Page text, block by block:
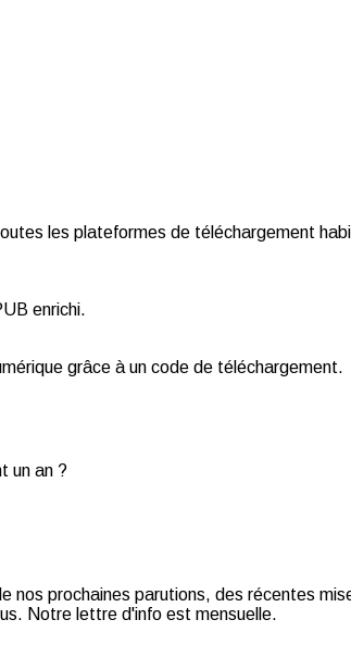
les plateformes de téléchargement
enrichi.
grâce à un code de téléchargement.
un an ?
prochaines parutions, des récentes
Notre lettre d'info est mensuelle.